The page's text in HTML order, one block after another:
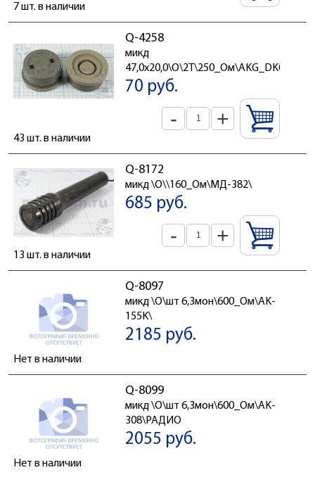
7 шт. в наличии
Q-4258
микд
47,0x20,0\O\2T\250_Ом\AKG_DK048
70 руб.
- +
43 шт. в наличии
Q-8172
микд \O\\160_Ом\МД-382\
685 руб.
- +
13 шт. в наличии
Q-8097
микд \O\шт 6,3мон\600_Ом\AK-
155K\
2185 руб.
Нет в наличии
Q-8099
микд \O\шт 6,3мон\600_Ом\AK-
308\РАДИО
2055 руб.
Нет в наличии